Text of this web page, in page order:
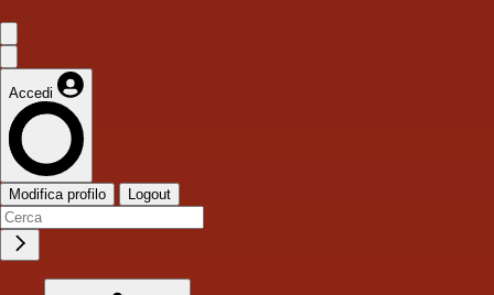
Accedi
Modifica profilo Logout